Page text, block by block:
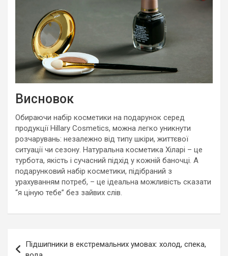
Висновок
Обираючи набір косметики на подарунок серед
продукції Hillary Cosmetics, можна легко уникнути
розчарувань: незалежно від типу шкіри, життєвої
ситуації чи сезону. Натуральна косметика Хіларі – це
турбота, якість і сучасний підхід у кожній баночці. А
подарунковий набір косметики, підібраний з
урахуванням потреб, – це ідеальна можливість сказати
“я ціную тебе” без зайвих слів.
по
Підшипники в екстремальних умовах: холод, спека,